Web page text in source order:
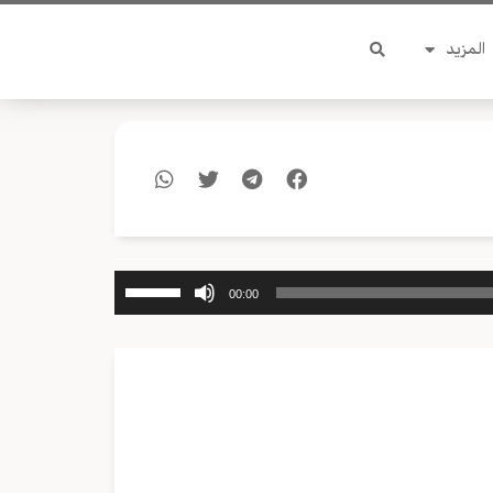
المزيد
00:00